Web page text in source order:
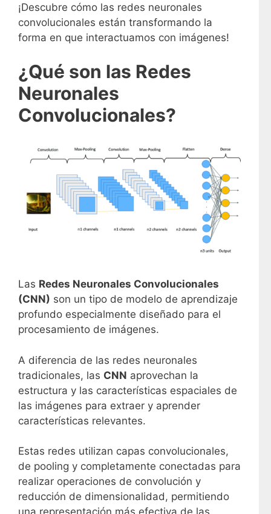
¡Descubre cómo las redes neuronales
convolucionales están transformando la
forma en que interactuamos con imágenes!
¿Qué son las Redes
Neuronales
Convolucionales?
Las Redes Neuronales Convolucionales
(CNN) son un tipo de modelo de aprendizaje
profundo especialmente diseñado para el
procesamiento de imágenes.
A diferencia de las redes neuronales
tradicionales, las CNN aprovechan la
estructura y las características espaciales de
las imágenes para extraer y aprender
características relevantes.
Estas redes utilizan capas convolucionales,
de pooling y completamente conectadas para
realizar operaciones de convolución y
reducción de dimensionalidad, permitiendo